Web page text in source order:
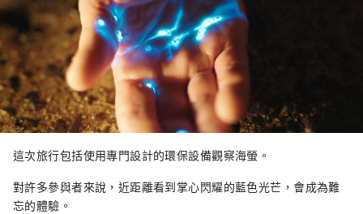
這次旅行包括使用專門設計的環保設備觀察海螢。
對許多參與者來說，近距離看到掌心閃耀的藍色光芒，會成為難
忘的體驗。